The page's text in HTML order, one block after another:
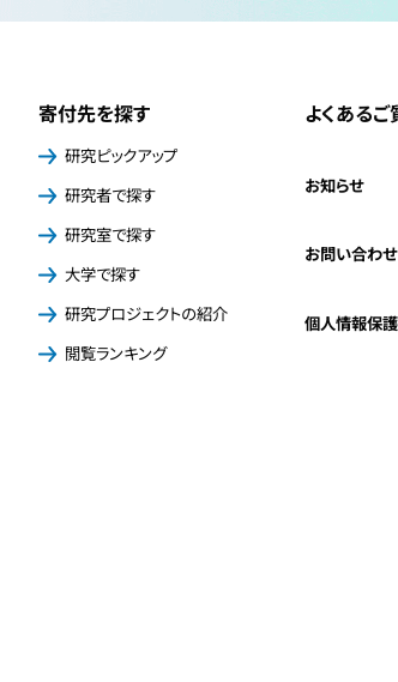
寄付先を探す
研究ピックアップ
研究者で探す
研究室で探す
大学で探す
研究プロジェクトの紹介
閲覧ランキング
よくあるご
お知らせ
お問い合わせ
個人情報保